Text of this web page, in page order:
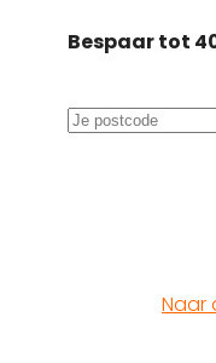
Bespaar tot
Naar